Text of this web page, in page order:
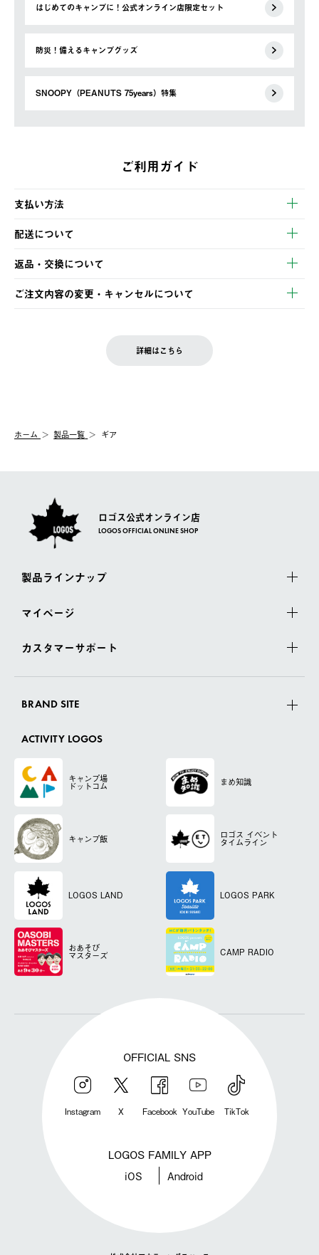
はじめてのキャンプに！公式オンライン店限定セット
防災！備えるキャンプグッズ
SNOOPY（PEANUTS 75years）特集
ご利用ガイド
支払い方法
以下のいずれかの方法でお支払いいただけます。
・クレジットカード決済
・コンビニ決済
・Pay-easy決済
配送について
【発送スケジュール】
ご注文・ご入金完了より2営業日以内に商品を発送いたします。
土日祝の発送はございませんので、木曜日以降のご注文は週明け
の発送となる場合がございます。
【配送業者】
佐川急便にて配送されます。
返品・交換について
※お客様都合の場合
お客様都合の返品にかかる送料は、お客様ご負担とさせていただ
一度お手元の商品を返品いただき、ご希望商品を再注文してくだ
ご注文内容の変更・キャンセルについて
LOGOS FAMILY会員の方は、会員マイページ内 購入履歴画面に
詳細はこちら
ホーム 製品一覧 ギア
ロゴス公式オンライン店
LOGOS OFFICIAL ONLINE SHOP
製品ラインナップ
マイページ
カスタマーサポート
BRAND SITE
ACTIVITY LOGOS
キャンプ場
ドットコム まめ知識
キャンプ飯 ロゴス イベント
タイムライン
LOGOS LAND LOGOS PARK
おあそび
マスターズ CAMP RADIO
OFFICIAL SNS
Instagram X Facebook YouTube TikTok
LOGOS FAMILY APP
iOS Android